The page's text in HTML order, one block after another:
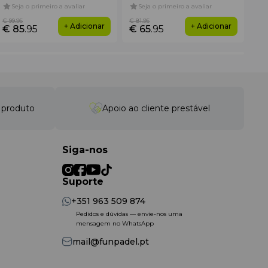
Seja o primeiro a avaliar
€ 85.95
€ 99.95
+ Adicionar
Seja o primeiro a avaliar
€ 65.95
€ 81.95
+ Adicionar
produto Apoio ao cliente prestável
Siga-nos
Suporte
+351 963 509 874
Pedidos e dúvidas — envie-nos uma
mensagem no WhatsApp
mail@funpadel.pt